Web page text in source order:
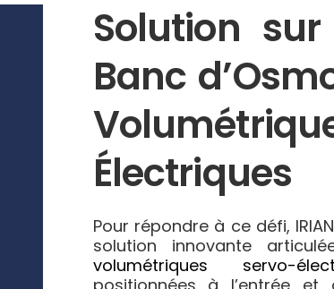
Solution
Banc
Électriques
Pour répondre à ce défi,
solution innovante
volumétriques servo-